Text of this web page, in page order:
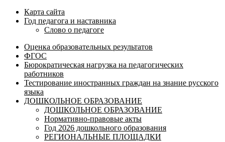
Карта сайта
Год педагога и наставника
Слово о педагоге
Оценка образовательных результатов
ФГОС
Бюрократическая нагрузка на педагогических
работников
Тестирование иностранных граждан на знание русского
языка
ДОШКОЛЬНОЕ ОБРАЗОВАНИЕ
ДОШКОЛЬНОЕ ОБРАЗОВАНИЕ
Нормативно-правовые акты
Год 2026 дошкольного образования
РЕГИОНАЛЬНЫЕ ПЛОЩАДКИ